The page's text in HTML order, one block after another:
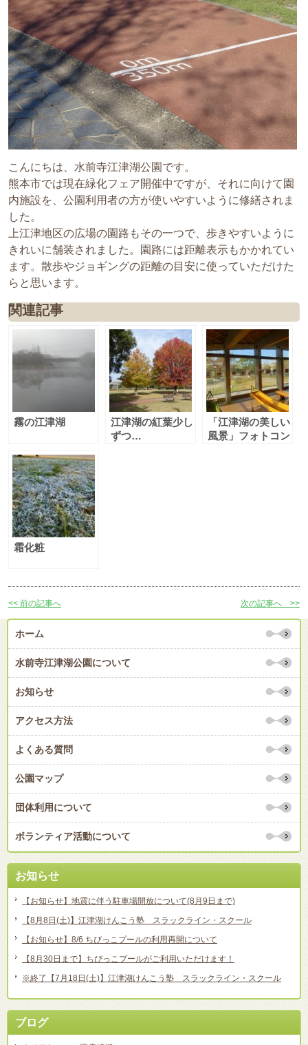
こんにちは、水前寺江津湖公園です。
熊本市では現在緑化フェア開催中ですが、それに向けて園
内施設を、公園利用者の方が使いやすいように修繕されま
した。
上江津地区の広場の園路もその一つで、歩きやすいように
きれいに舗装されました。園路には距離表示もかかれてい
ます。散歩やジョギングの距離の目安に使っていただけた
らと思います。
関連記事
霧の江津湖
江津湖の紅葉少し
ずつ…
「江津湖の美しい
風景」フォトコン
霜化粧
<< 前の記事へ 次の記事へ >>
ホーム
水前寺江津湖公園について
お知らせ
アクセス方法
よくある質問
公園マップ
団体利用について
ボランティア活動について
お知らせ
【お知らせ】地震に伴う駐車場開放について(8月9日まで)
【8月8日(土)】江津湖けんこう塾 スラックライン・スクール
【お知らせ】8/6 ちびっこプールの利用再開について
【8月30日まで】ちびっこプールがご利用いただけます！
※終了【7月18日(土)】江津湖けんこう塾 スラックライン・スクール
ブログ